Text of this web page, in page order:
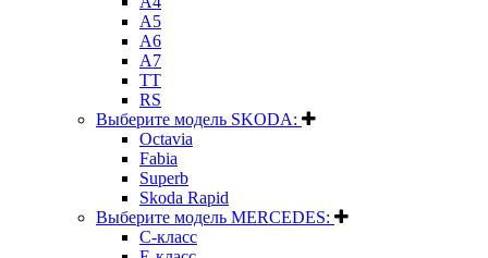
A5
A6
A7
TT
RS
Выберите модель SKODA:
Octavia
Fabia
Superb
Skoda Rapid
Выберите модель MERCEDES:
C-класс